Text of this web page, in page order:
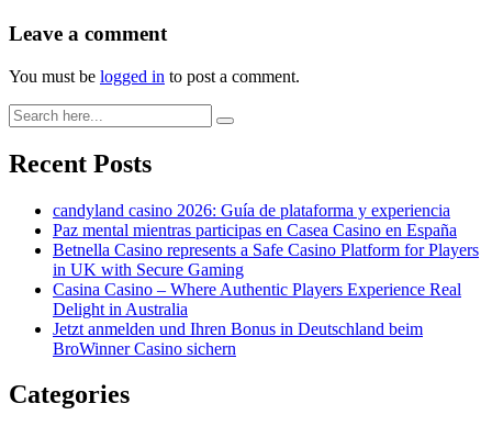
Leave a comment
You must be logged in to post a comment.
Recent Posts
candyland casino 2026: Guía de plataforma y experiencia
Paz mental mientras participas en Casea Casino en España
Betnella Casino represents a Safe Casino Platform for Players
in UK with Secure Gaming
Casina Casino – Where Authentic Players Experience Real
Delight in Australia
Jetzt anmelden und Ihren Bonus in Deutschland beim
BroWinner Casino sichern
Categories